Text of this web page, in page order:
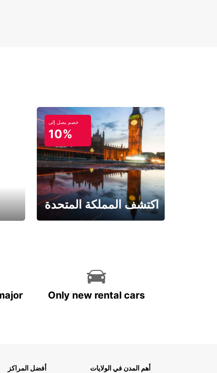
خصم يصل إلى
10%
اكتشف المملكة المتحدة
Only new rental cars
أفضل المراكز
أهم المدن في الولايات